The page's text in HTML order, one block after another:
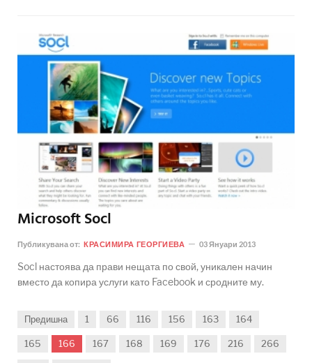
Microsoft Socl
Публикувана от: КРАСИМИРА ГЕОРГИЕВА 03 Януари 2013
Socl настоява да прави нещата по свой, уникален начин
вместо да копира услуги като Facebook и сродните му.
Предишна 1 66 116 156 163 164
165 166 167 168 169 176 216 266